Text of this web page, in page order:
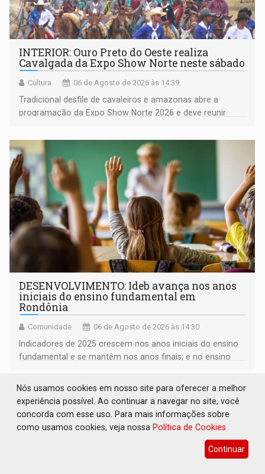
INTERIOR: Ouro Preto do Oeste realiza
Cavalgada da Expo Show Norte neste sábado
Cultura 06 de Agosto de 2026 às 14:39
Tradicional desfile de cavaleiros e amazonas abre a
programação da Expo Show Norte 2026 e deve reunir
DESENVOLVIMENTO: Ideb avança nos anos
iniciais do ensino fundamental em
Rondônia
Comunidade 06 de Agosto de 2026 às 14:30
Indicadores de 2025 crescem nos anos iniciais do ensino
fundamental e se mantêm nos anos finais; e no ensino
Nós usamos cookies em nosso site para oferecer a melhor
experiência possível. Ao continuar a navegar no site, você
concorda com esse uso. Para mais informações sobre
como usamos cookies, veja nossa Política de Cookies
Continuar